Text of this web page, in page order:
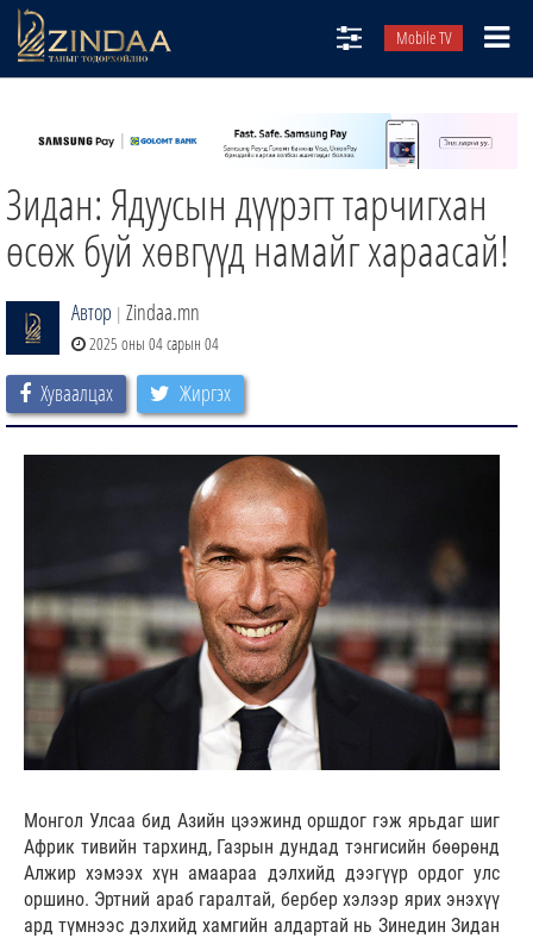
Mobile TV
ТВ8
ӨГЛӨӨНИЙ СОНИН
АУДИО ЗОХИОЛ
ЗИНДАА СЭТГҮҮЛ
Зидан: Ядуусын дүүрэгт тарчигхан
өсөж буй хөвгүүд намайг хараасай!
Автор | Zindaa.mn
2025 оны 04 сарын 04
Хуваалцах Жиргэх
Монгол Улсаа бид Азийн цээжинд оршдог гэж ярьдаг шиг
Африк тивийн тархинд, Газрын дундад тэнгисийн бөөрөнд
Алжир хэмээх хүн амаараа дэлхийд дээгүүр ордог улс
оршино. Эртний араб гаралтай, бербер хэлээр ярих энэхүү
ард түмнээс дэлхийд хамгийн алдартай нь Зинедин Зидан